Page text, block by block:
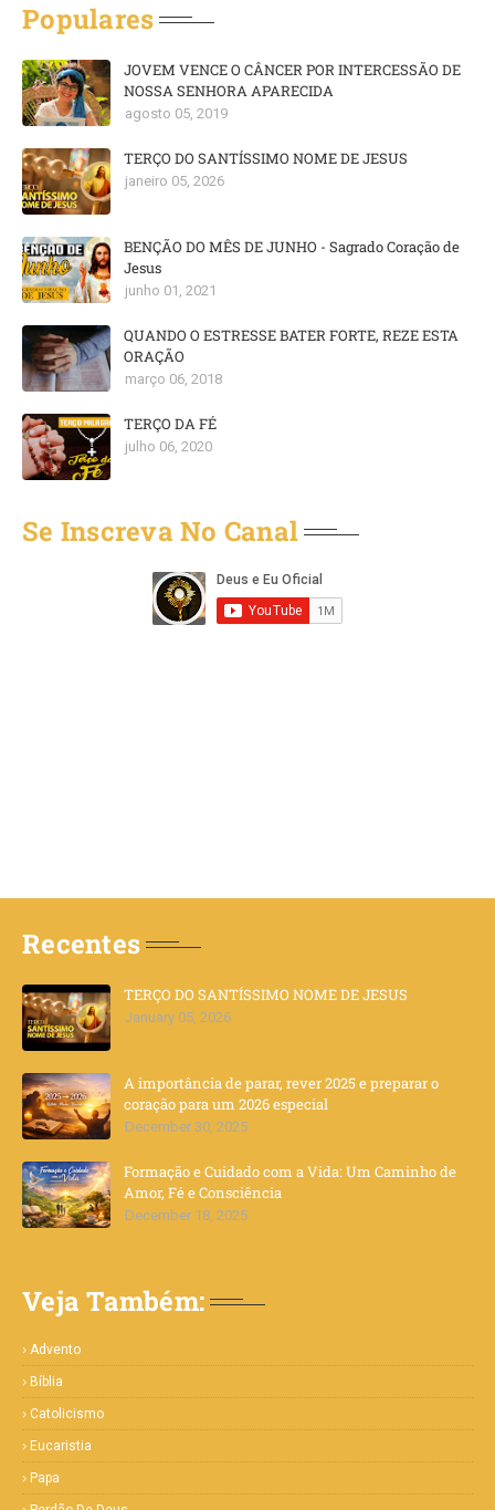
Populares
JOVEM VENCE O CÂNCER POR INTERCESSÃO DE
NOSSA SENHORA APARECIDA
agosto 05, 2019
TERÇO DO SANTÍSSIMO NOME DE JESUS
janeiro 05, 2026
BENÇÃO DO MÊS DE JUNHO - Sagrado Coração de
Jesus
junho 01, 2021
QUANDO O ESTRESSE BATER FORTE, REZE ESTA
ORAÇÃO
março 06, 2018
TERÇO DA FÉ
julho 06, 2020
Se Inscreva No Canal
Recentes
TERÇO DO SANTÍSSIMO NOME DE JESUS
January 05, 2026
A importância de parar, rever 2025 e preparar o
coração para um 2026 especial
December 30, 2025
Formação e Cuidado com a Vida: Um Caminho de
Amor, Fé e Consciência
December 18, 2025
Veja Também:
Advento
Bíblia
Catolicismo
Eucaristia
Papa